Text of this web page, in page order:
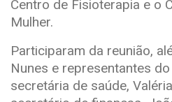
Centro de Fisioterapia e o
Mulher.
Participaram da reunião,
Nunes e representantes do
secretária de saúde,